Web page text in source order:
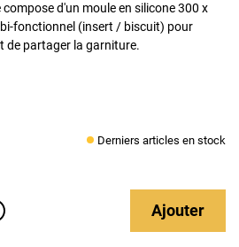
d'un moule en silicone 300 x
fonctionnel (insert / biscuit) pour
de partager la garniture.
Derniers articles en stock
Ajouter